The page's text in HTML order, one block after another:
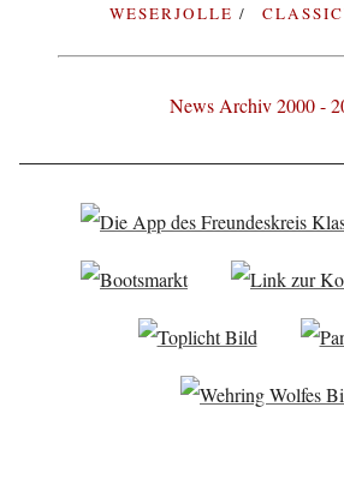
WESERJOLLE
News Archiv 2000 -